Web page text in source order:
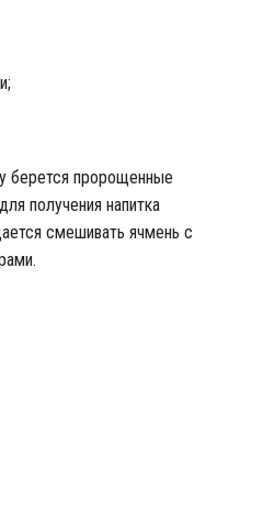
берется пророщенные
получения напитка
смешивать ячмень с